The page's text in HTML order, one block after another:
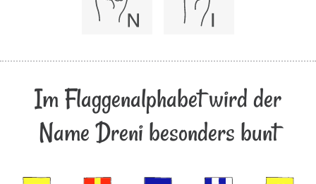
Im Flaggenalphabet wird der
Name Dreni besonders bunt